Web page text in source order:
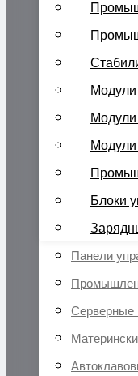
Модули
Модули
Модули
Блоки
Панели
Серверные